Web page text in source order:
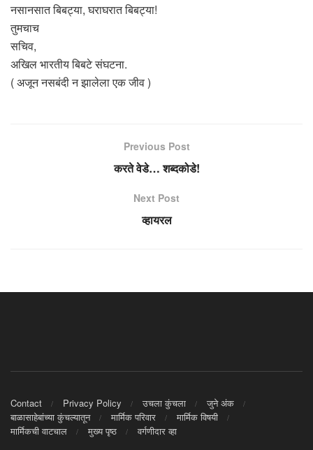
नसानसात बिबट्या, घराघरात बिबट्या!
तुमचाच
सचिव,
अखिल भारतीय बिबटे संघटना.
( अजून नसबंदी न झालेला एक जीव )
Previous Post
करते वेडे… शब्दकोडे!
Next Post
व्हायरल
Contact Privacy Policy उचला कुंचला
जुने अंक
बाळासाहेबांच्या कुंचल्यातून
मार्मिक परिवार
मार्मिक विषयी
मार्मिकची वाटचाल
मुख्य पृष्ठ वर्गणीदार व्हा